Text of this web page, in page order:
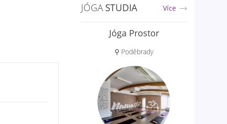
JÓGASTUDIA Více
Jóga Prostor
⚲ Poděbrady
Aloha jóga
⚲ Praha 6